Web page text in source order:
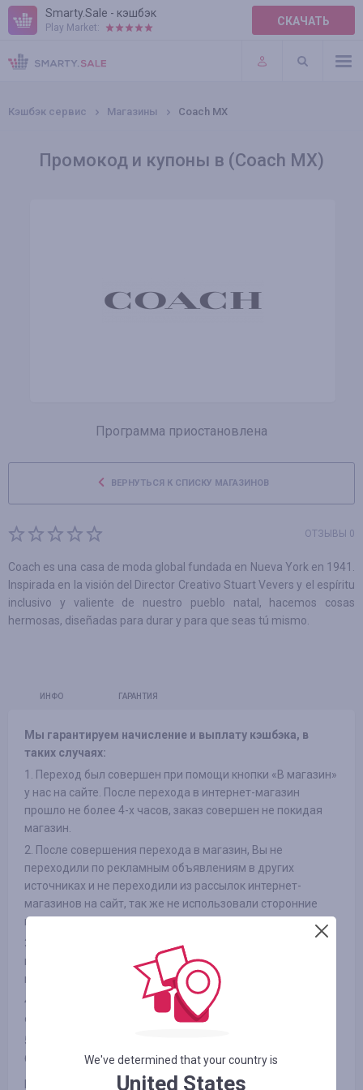
Smarty.Sale - кэшбэк
Play Market: СКАЧАТЬ
ПРАВИЛА
ПЛАГИНЫ
Кэшбэк сервис Магазины Coach MX
Промокод и купоны в (Coach MX)
Программа приостановлена
ВЕРНУТЬСЯ К СПИСКУ МАГАЗИНОВ
ОТЗЫВЫ 0
Coach es una casa de moda global fundada en Nueva York en 1941.
Inspirada en la visión del Director Creativo Stuart Vevers y el espíritu
inclusivo y valiente de nuestro pueblo natal, hacemos cosas
hermosas, diseñadas para durar y para que seas tú mismo.
ИНФО ГАРАНТИЯ
Мы гарантируем начисление и выплату кэшбэка, в
таких случаях:
1. Переход был совершен при помощи кнопки «В магазин»
у нас на сайте. После перехода в интернет-магазин
прошло не более 4-х часов, заказ совершен не покидая
магазин.
2. После совершения перехода в магазин, Вы не
переходили по рекламным объявлениям в других
источниках и не переходили из рассылок интернет-
магазинов на сайт, так же не использовали сторонние
промокоды
3. Выбранный Вами товар участвует в кэшбэке (в
некоторых интернет-магазинах есть разделение на
категории, смотрите вкладку «ИНФОРМАЦИЯ/УСЛОВИЯ» )
4. После оплаты товара Вами в интернет-магазине, Вы не
отказались от товара по каким либо причинам
5. Вы не используете или отключили специальные
блокировщики рекламы, такие как AdBlock и другие
Гарантируем выплату заработанных Вами средств на
We've determined that your country is
United States